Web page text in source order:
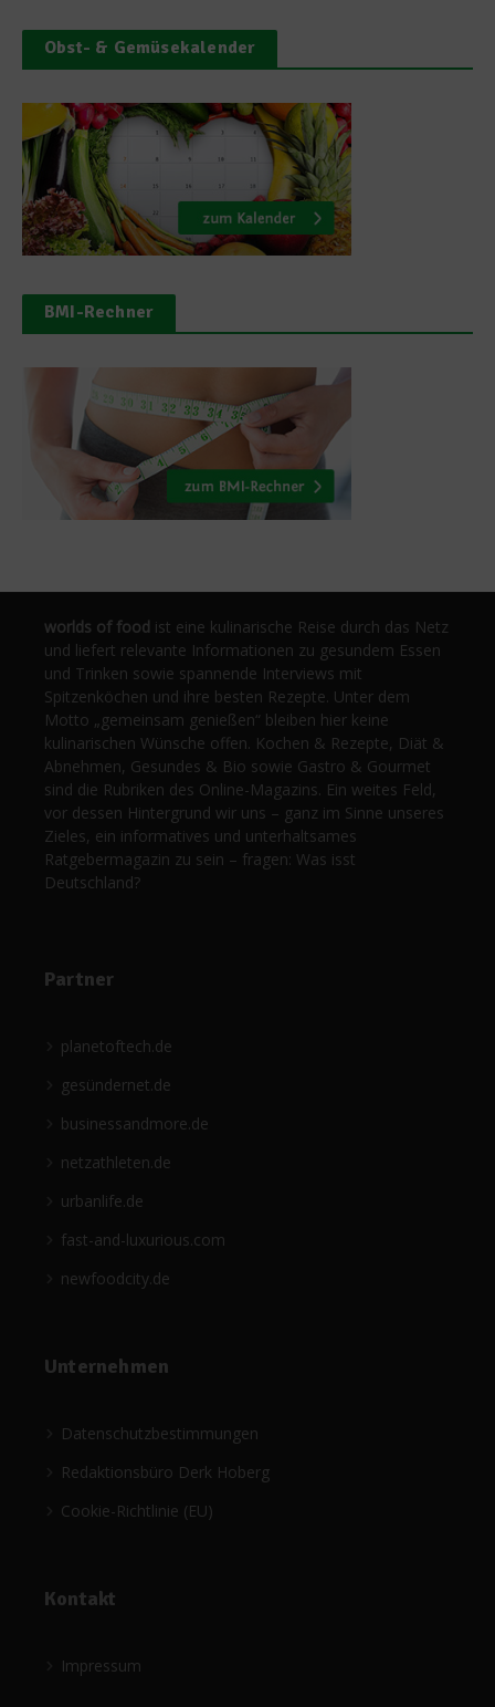
Obst- & Gemüsekalender
BMI-Rechner
worlds of food ist eine kulinarische Reise durch das Netz
und liefert relevante Informationen zu gesundem Essen
und Trinken sowie spannende Interviews mit
Spitzenköchen und ihre besten Rezepte. Unter dem
Motto „gemeinsam genießen“ bleiben hier keine
kulinarischen Wünsche offen. Kochen & Rezepte, Diät &
Abnehmen, Gesundes & Bio sowie Gastro & Gourmet
sind die Rubriken des Online-Magazins. Ein weites Feld,
vor dessen Hintergrund wir uns – ganz im Sinne unseres
Zieles, ein informatives und unterhaltsames
Ratgebermagazin zu sein – fragen: Was isst
Deutschland?
Partner
planetoftech.de
gesündernet.de
businessandmore.de
netzathleten.de
urbanlife.de
fast-and-luxurious.com
newfoodcity.de
Unternehmen
Datenschutzbestimmungen
Redaktionsbüro Derk Hoberg
Cookie-Richtlinie (EU)
Kontakt
Impressum